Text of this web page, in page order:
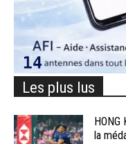
Les plus lus
HONG
la